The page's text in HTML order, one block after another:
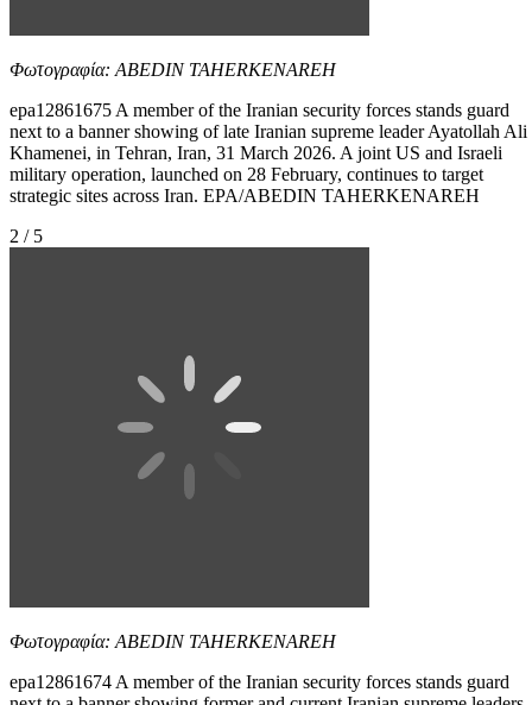
Φωτογραφία: ABEDIN TAHERKENAREH
epa12861675 A member of the Iranian security forces stands guard
next to a banner showing of late Iranian supreme leader Ayatollah Ali
Khamenei, in Tehran, Iran, 31 March 2026. A joint US and Israeli
military operation, launched on 28 February, continues to target
strategic sites across Iran. EPA/ABEDIN TAHERKENAREH
2 / 5
Φωτογραφία: ABEDIN TAHERKENAREH
epa12861674 A member of the Iranian security forces stands guard